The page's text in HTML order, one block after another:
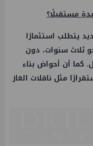
مستقبلًا؟
يتطلب استثمارًا
نحو ثلاث سنوات، دون
كما أن أحواض بناء
مثل ناقلات الغاز